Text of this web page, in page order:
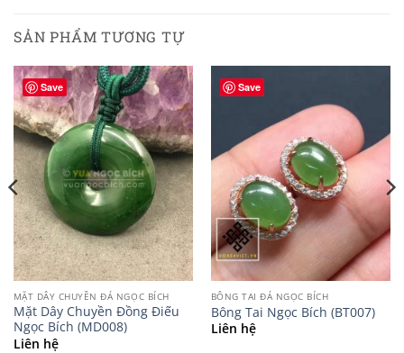
SẢN PHẨM TƯƠNG TỰ
Save
MẶT DÂY CHUYỀN ĐÁ NGỌC BÍCH
Mặt Dây Chuyền Đồng Điếu
Ngọc Bích (MD008)
Liên hệ
Save
BÔNG TAI ĐÁ NGỌC BÍCH
Bông Tai Ngọc Bích (BT007)
Liên hệ